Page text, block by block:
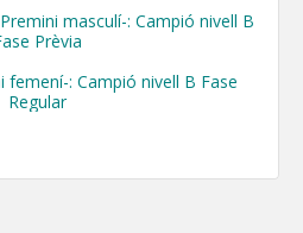
masculí-: Campió nivell B
Prèvia
femení-: Campió nivell B Fase
Regular